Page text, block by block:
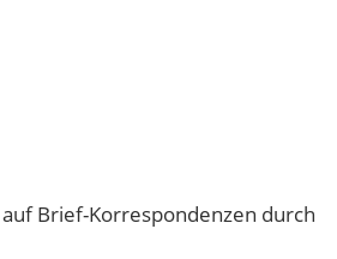
Brief-Korrespondenzen durch